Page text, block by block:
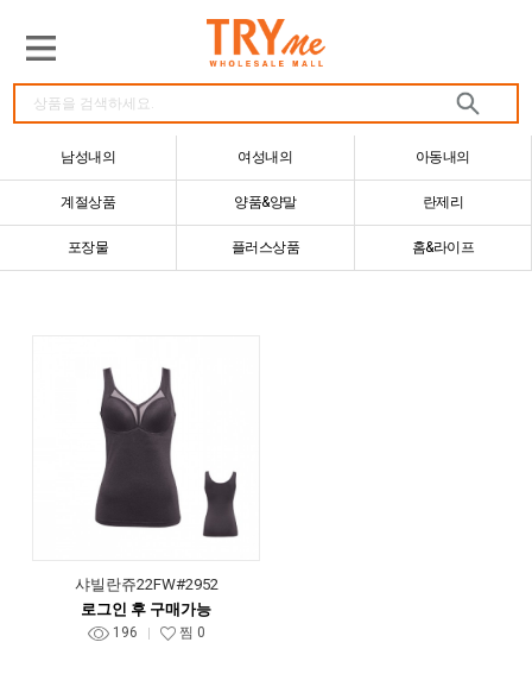
남성내의 여성내의 아동내의
계절상품 양품&양말 란제리
포장물 플러스상품 홈&라이프
샤빌란쥬22FW#2952
로그인 후 구매가능
196 찜 0